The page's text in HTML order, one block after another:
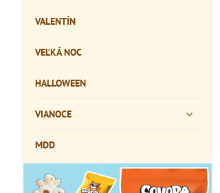
VALENTÍN
VEĽKÁ NOC
HALLOWEEN
VIANOCE
MDD